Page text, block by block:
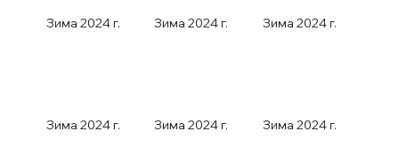
Зима 2024 г. Зима 2024 г. Зима 2024 г.
Зима 2024 г. Зима 2024 г. Зима 2024 г.